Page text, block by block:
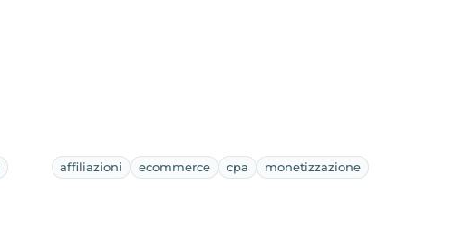
affiliazioni ecommerce cpa monetizzazione